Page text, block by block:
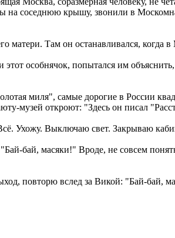
на соседнюю крышу, звонили в
матери. Там он останавливался,
особнячок, попытался им
миля", самые дорогие в России
музей откроют: "Здесь он писал
Ухожу. Выключаю свет. Закрываю
бай, масяки!" Вроде, не совсем
повторю вслед за Викой: "Бай-бай,